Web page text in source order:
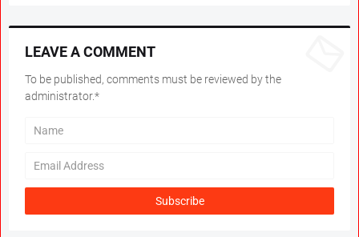
LEAVE A COMMENT
To be published, comments must be reviewed by the
administrator.*